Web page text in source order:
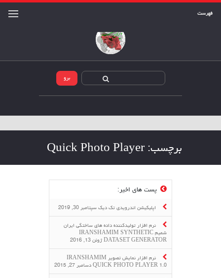
فهرست
برچسب: Quick Photo Player
پست های اخیر:
اپلیکیشن اندرویدی تک دیک سپتامبر 30, 2019
نرم افزار تولیدکننده داده های ساختگی ایران
شمیم IRANSHAMIM SYNTHETIC
DATASET GENERATOR ژوئن 13, 2016
نرم افزار نمایش تصویر IRANSHAMIM
QUICK PHOTO PLAYER 1.0 دسامبر 27, 2015